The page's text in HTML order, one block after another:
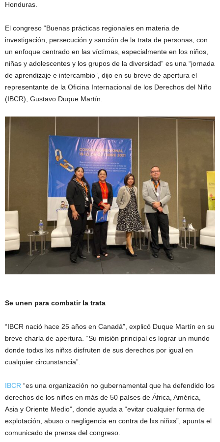
Honduras.
El congreso “Buenas prácticas regionales en materia de
investigación, persecución y sanción de la trata de personas, con
un enfoque centrado en las víctimas, especialmente en los niños,
niñas y adolescentes y los grupos de la diversidad” es una “jornada
de aprendizaje e intercambio”, dijo en su breve de apertura el
representante de la Oficina Internacional de los Derechos del Niño
(IBCR), Gustavo Duque Martín.
Se unen para combatir la trata
“IBCR nació hace 25 años en Canadá”, explicó Duque Martín en su
breve charla de apertura. “Su misión principal es lograr un mundo
donde todxs lxs niñxs disfruten de sus derechos por igual en
cualquier circunstancia”.
IBCR “es una organización no gubernamental que ha defendido los
derechos de los niños en más de 50 países de África, América,
Asia y Oriente Medio”, donde ayuda a “evitar cualquier forma de
explotación, abuso o negligencia en contra de lxs niñxs”, apunta el
comunicado de prensa del congreso.